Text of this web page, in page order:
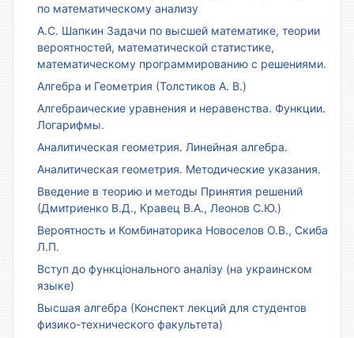
по математическому анализу
А.С. Шапкин Задачи по высшей математике, теории
вероятностей, математической статистике,
математическому программированию с решениями.
Алгебра и Геометрия (Толстиков А. В.)
Алгебраические уравнения и неравенства. Функции.
Логарифмы.
Аналитическая геометрия. Линейная алгебра.
Аналитическая геометрия. Методические указания.
Введение в теорию и методы Принятия решений
(Дмитриенко В.Д., Кравец В.А., Леонов С.Ю.)
Вероятность и Комбинаторика Новоселов О.В., Скиба
Л.П.
Вступ до функціонального аналізу (на украинском
языке)
Высшая алгебра (Конспект лекций для студентов
физико-технического факультета)